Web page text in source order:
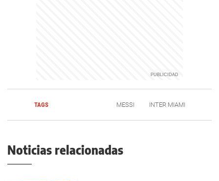
TAGS MESSI INTER MIAMI
Noticias relacionadas